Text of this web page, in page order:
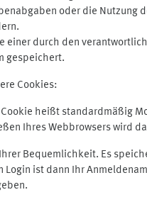
oder die Nutzung
einer durch den
gespeichert.
Cookies:
heißt standardmäßig
Ihres Webbrowsers wird
Bequemlichkeit. Es
ist dann Ihr